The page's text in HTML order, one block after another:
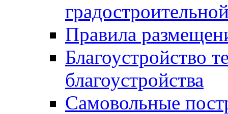
Правила
Благоустройство
благоустройства
Самовольные